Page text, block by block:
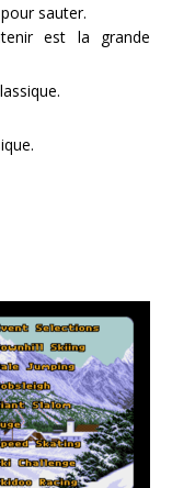
sauter.
est la grande